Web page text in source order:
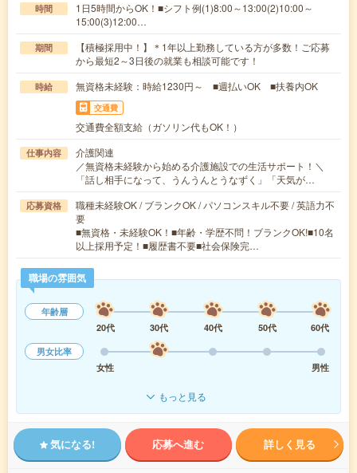
時間
1日5時間からOK！■シフト例(1)8:00～13:00(2)10:00～
15:00(3)12:00…
期間
【積極採用中！】＊1年以上勤務している方が多数！ご応募
から最短2～3日後の就業も相談可能です！
時給 無資格未経験：時給1230円～ ■週払いOK ■扶養内OK
交通費
交通費全額支給（ガソリン代もOK！）
仕事内容
介護関連
／無資格未経験から始める介護施設での生活サポート！＼
「話し相手になって、うんうんとうなずく」「天気が…
応募資格
職種未経験OK / ブランクOK / パソコンスキル不要 / 英語力不
要
■無資格・未経験OK！■年齢・学歴不問！ブランクOK!■10名
以上採用予定！■履歴書不要■社会保険完…
職場の雰囲気
年齢層
20代
30代 40代 50代
60代
男女比率
女性
男性
もっと見る
気になる! 応募へ進む 詳しく見る